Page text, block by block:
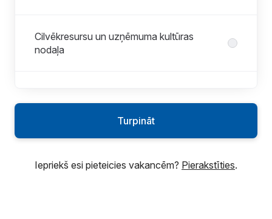
Cilvēkresursu un uzņēmuma kultūras
nodaļa
E-komercijas nodaļa
Turpināt
Iepriekš esi pieteicies vakancēm? Pierakstīties.